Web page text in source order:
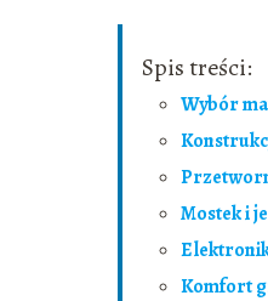
Spis treści:
Wybór
Mostek i
Komfort